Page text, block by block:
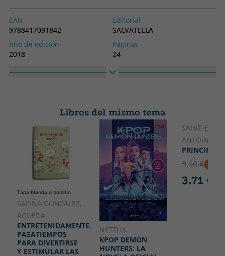
EAN
9788417091842
Editorial
SALVATELLA
Año de edición
2018
Páginas
24
Idioma
Libros del mismo tema
Tapa blanda o bolsillo
SAPIÑA GONZÁLEZ,
ÁGUEDA
ENTRETENIDAMENTE.
PASATIEMPOS
PARA DIVERTIRSE
Y ESTIMULAR LAS
NETFLIX
KPOP DEMON
HUNTERS: LA
SAINT-
ANTOINE DE
3.90 €
3.71 €